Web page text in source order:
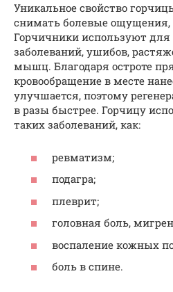
Уникальное свойство
снимать болевые ощущения,
Горчичники используют
заболеваний, ушибов,
мышц. Благодаря остроте
кровообращение в месте
улучшается, поэтому
в разы быстрее. Горчицу
таких заболеваний, как:
ревматизм;
подагра;
плеврит;
головная боль,
воспаление кожных
боль в спине.